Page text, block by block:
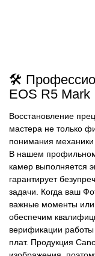
🛠️
EOS R5 Mark
Восстановление
мастера не только
понимания механики
В нашем
камер выполняется
гарантирует
задачи. Когда ваш
важные моменты
обеспечим
верификации
плат. Продукция